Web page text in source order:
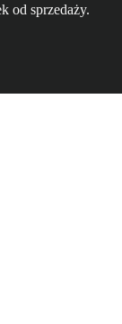
od sprzedaży.